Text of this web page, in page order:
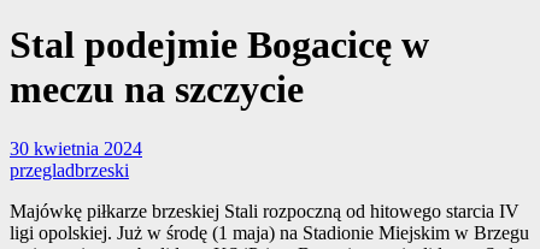
Stal podejmie Bogacicę w
meczu na szczycie
30 kwietnia 2024
przegladbrzeski
Majówkę piłkarze brzeskiej Stali rozpoczną od hitowego starcia IV
ligi opolskiej. Już w środę (1 maja) na Stadionie Miejskim w Brzegu